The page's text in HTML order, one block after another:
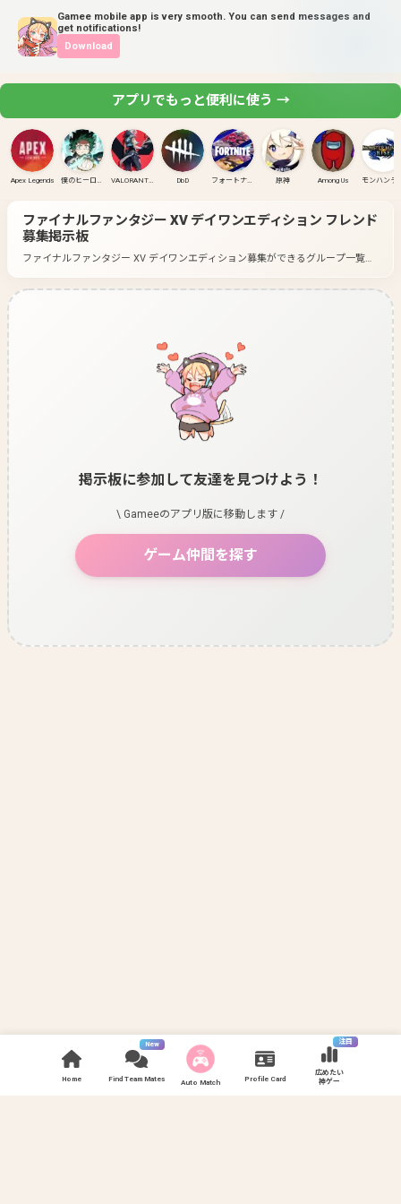
Gamee mobile app is very smooth. You can send messages and
get notifications!
Download
Home
New
Find Team Mates Auto Match Profile Card
注目
広めたい
神ゲー
アプリでもっと便利に使う →
Apex Legends 僕のヒーローアカデミア ULTRA RUMBLE VALORANT(PC) DbD フォートナイト 原神 Among Us
ファイナルファンタジー XV デイワンエディション フレンド
募集掲示板
ファイナルファンタジー XV デイワンエディション募集ができるグループ一覧で
掲示板に参加して友達を見つけよう！
\ Gameeのアプリ版に移動します /
ゲーム仲間を探す